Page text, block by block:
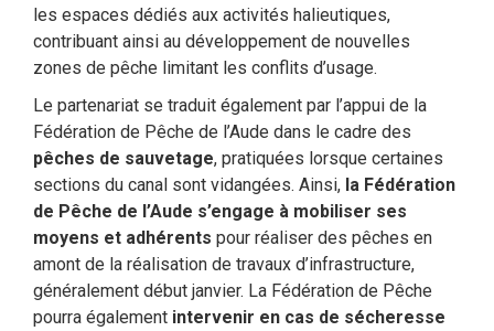
les espaces dédiés aux activités halieutiques,
contribuant ainsi au développement de nouvelles
zones de pêche limitant les conflits d’usage.
Le partenariat se traduit également par l’appui de la
Fédération de Pêche de l’Aude dans le cadre des
pêches de sauvetage, pratiquées lorsque certaines
sections du canal sont vidangées. Ainsi, la Fédération
de Pêche de l’Aude s’engage à mobiliser ses
moyens et adhérents pour réaliser des pêches en
amont de la réalisation de travaux d’infrastructure,
généralement début janvier. La Fédération de Pêche
pourra également intervenir en cas de sécheresse